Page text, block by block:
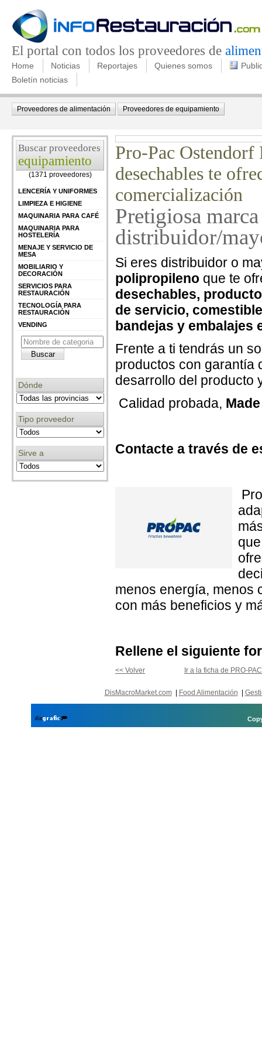
El portal con todos los proveedores de
Home Noticias Reportajes Quienes somos
Boletín noticias
Proveedores de alimentación Proveedores de equipamiento
Buscar proveedores
equipamiento
(1371 proveedores)
LENCERÍA Y UNIFORMES
LIMPIEZA E HIGIENE
MAQUINARIA PARA CAFÉ
MAQUINARIA PARA
HOSTELERÍA
MENAJE Y SERVICIO DE
MESA
MOBILIARIO Y
DECORACIÓN
SERVICIOS PARA
RESTAURACIÓN
TECNOLOGÍA PARA
RESTAURACIÓN
VENDING
Dónde
Tipo proveedor
Sirve a
Pro-Pac
desechables te
comercialización
Pretigiosa
distribuidor/
Si eres distribuidor o
polipropileno que te
desechables,
de servicio,
bandejas y
Frente a ti tendrás un
productos con garantía
desarrollo del producto
Calidad probada,
Contacte a través de
menos energía, menos
con más beneficios y
Rellene el siguiente
<< Volver Ir a la ficha de PRO-
DisMacroMarket.com| Food Alimentación